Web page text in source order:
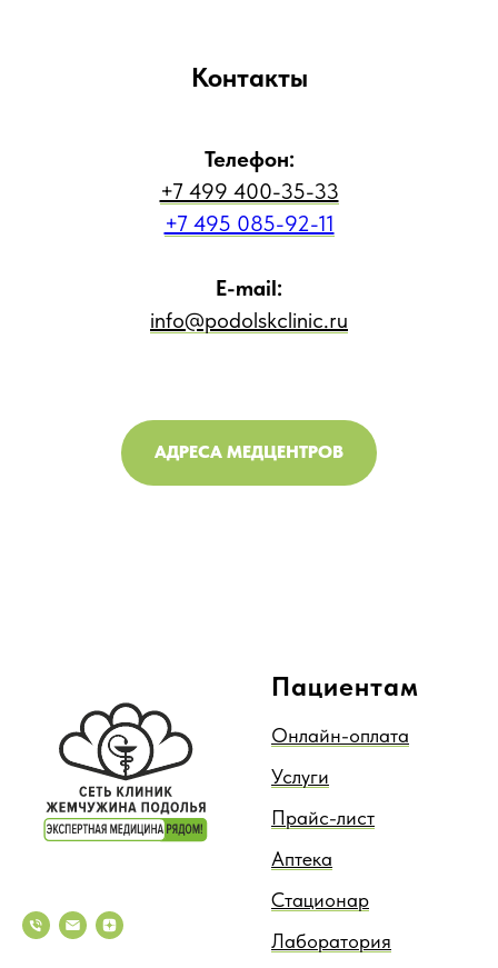
Контакты
Телефон:
+7 499 400-35-33
+7 495 085-92-11
E-mail:
info@podolskclinic.ru
АДРЕСА МЕДЦЕНТРОВ
Пациентам
Онлайн-оплата
Услуги
Прайс-лист
Аптека
Стационар
Лаборатория